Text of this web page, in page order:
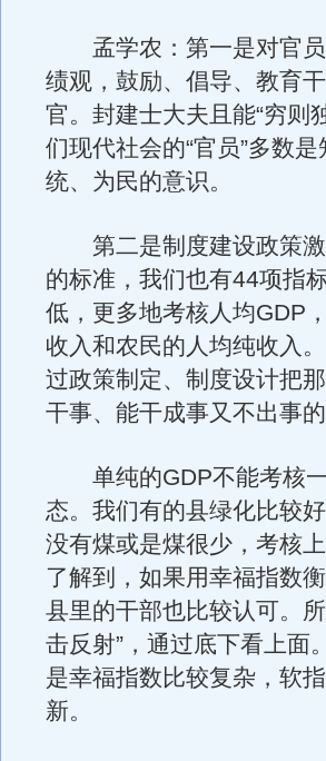
孟学农：第一是对官员
绩观，鼓励、倡导、教育
官。封建士大夫且能“穷则
们现代社会的“官员”多数
统、为民的意识。
第二是制度建设政策激
的标准，我们也有44项指
低，更多地考核人均GDP
收入和农民的人均纯收入
过政策制定、制度设计把
干事、能干成事又不出事
单纯的GDP不能考核一
态。我们有的县绿化比较
没有煤或是煤很少，考核
了解到，如果用幸福指数
县里的干部也比较认可。
击反射”，通过底下看上面
是幸福指数比较复杂，软
新。